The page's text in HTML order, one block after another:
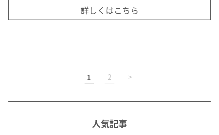
詳しくはこちら
1 2 >
人気記事